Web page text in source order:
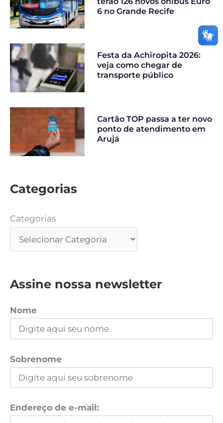
6 no Grande Recife
Festa da Achiropita 2026:
veja como chegar de
transporte público
Cartão TOP passa a ter novo
ponto de atendimento em
Arujá
Categorias
Categorias
Assine nossa newsletter
Nome
Sobrenome
Endereço de e-mail: